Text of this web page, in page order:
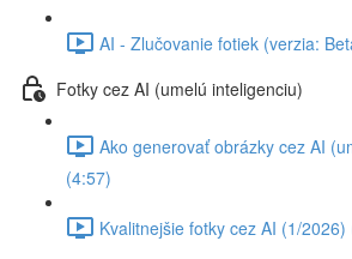
AI - Zlučovanie fotiek (verzia:
Fotky cez AI (umelú inteligenciu)
Ako generovať obrázky cez AI
(4:57)
Kvalitnejšie fotky cez AI (1/2026)